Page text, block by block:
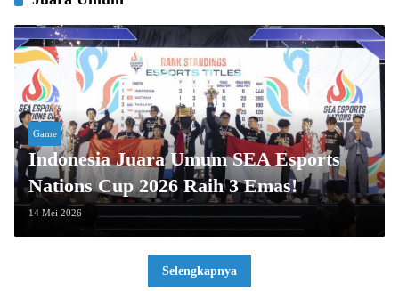
Game
Indonesia Juara Umum SEA Esports
Nations Cup 2026 Raih 3 Emas!
14 Mei 2026
Selengkapnya